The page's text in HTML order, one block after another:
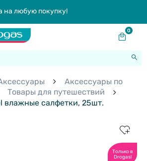
на любую покупку!
0
Аксессуары по
Товары для путешествий
влажные салфетки, 25шт.
Только в
Drogas!